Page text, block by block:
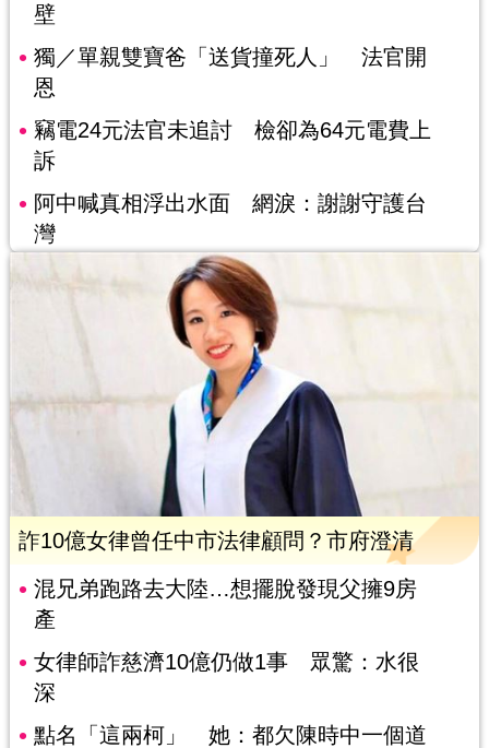
壁
獨／單親雙寶爸「送貨撞死人」 法官開
恩
竊電24元法官未追討 檢卻為64元電費上
訴
阿中喊真相浮出水面 網淚：謝謝守護台
灣
詐10億女律曾任中市法律顧問？市府澄清
混兄弟跑路去大陸…想擺脫發現父擁9房
產
女律師詐慈濟10億仍做1事 眾驚：水很
深
點名「這兩柯」 她：都欠陳時中一個道